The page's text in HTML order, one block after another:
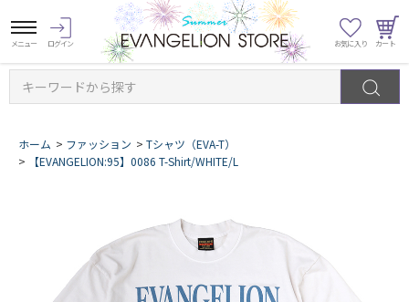
キーワードから探す
ホーム > ファッション > Tシャツ（EVA-T）
>
【EVANGELION:95】0086 T-Shirt/WHITE/L